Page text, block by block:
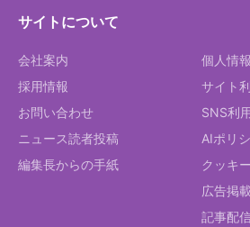
サイトについて
会社案内
採用情報
お問い合わせ
ニュース読者投稿
編集長からの手紙
個人情
サイト
SNS利
AIポリ
クッキ
広告掲載
記事配